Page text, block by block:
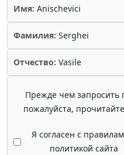
Имя: Anischevici
Фамилия: Serghei
Отчество: Vasile
Прежде чем запросить
пожалуйста, прочитайте
Я согласен с
политикой сайта